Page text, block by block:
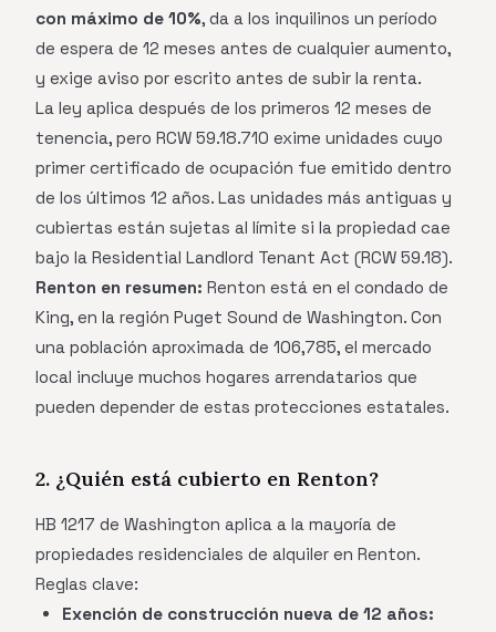
con máximo de 10%, da a los inquilinos un período
de espera de 12 meses antes de cualquier aumento,
y exige aviso por escrito antes de subir la renta.
La ley aplica después de los primeros 12 meses de
tenencia, pero RCW 59.18.710 exime unidades cuyo
primer certificado de ocupación fue emitido dentro
de los últimos 12 años. Las unidades más antiguas y
cubiertas están sujetas al límite si la propiedad cae
bajo la Residential Landlord Tenant Act (RCW 59.18).
Renton en resumen: Renton está en el condado de
King, en la región Puget Sound de Washington. Con
una población aproximada de 106,785, el mercado
local incluye muchos hogares arrendatarios que
pueden depender de estas protecciones estatales.
2. ¿Quién está cubierto en Renton?
HB 1217 de Washington aplica a la mayoría de
propiedades residenciales de alquiler en Renton.
Reglas clave:
Exención de construcción nueva de 12 años: